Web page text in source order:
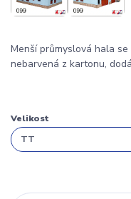
Menší průmyslová hala
nebarvená z kartonu,
Velikost